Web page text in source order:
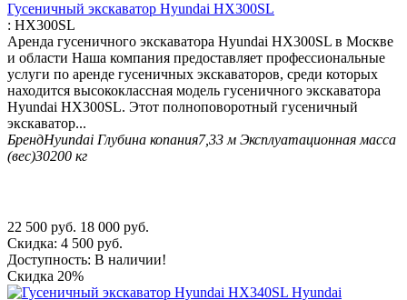
Гусеничный экскаватор Hyundai HX300SL
: HX300SL
Аренда гусеничного экскаватора Hyundai HX300SL в Москве
и области Наша компания предоставляет профессиональные
услуги по аренде гусеничных экскаваторов, среди которых
находится высококлассная модель гусеничного экскаватора
Hyundai HX300SL. Этот полноповоротный гусеничный
экскаватор...
БрендHyundai Глубина копания7,33 м Эксплуатационная масса
(вес)30200 кг
22 500 руб. 18 000 руб.
Скидка: 4 500 руб.
Доступность: В наличии!
Скидка 20%